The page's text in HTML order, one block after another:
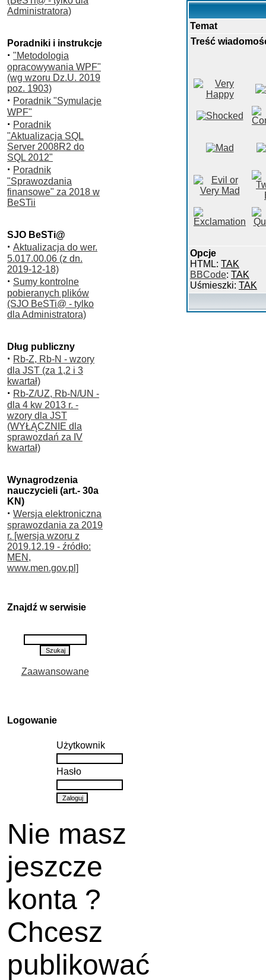
Administratora)
Poradniki i instrukcje
· "Metodologia
opracowywania WPF"
(wg wzoru Dz.U. 2019
poz. 1903)
· Poradnik "Symulacje
WPF"
· Poradnik
"Aktualizacja SQL
Server 2008R2 do
SQL 2012"
· Poradnik
"Sprawozdania
finansowe" za 2018 w
BeSTii
SJO BeSTi@
· Aktualizacja do wer.
5.017.00.06 (z dn.
2019-12-18)
· Sumy kontrolne
pobieranych plików
(SJO BeSTi@ - tylko
dla Administratora)
Dług publiczny
· Rb-Z, Rb-N - wzory
dla JST (za 1,2 i 3
kwartał)
· Rb-Z/UZ, Rb-N/UN -
dla 4 kw 2013 r. -
wzory dla JST
(WYŁĄCZNIE dla
sprawozdań za IV
kwartał)
Wynagrodzenia
nauczycieli (art.- 30a
KN)
· Wersja elektroniczna
sprawozdania za 2019
r. [wersja wzoru z
2019.12.19 - źródło:
MEN,
www.men.gov.pl]
Znajdź w serwisie
Zaawansowane
Logowanie
Użytkownik
Hasło
Nie masz
jeszcze
konta ?
Chcesz
publikować
Temat
Treść
Opcje
HTML: TAK
BBCode: TAK
Uśmieszki: TAK